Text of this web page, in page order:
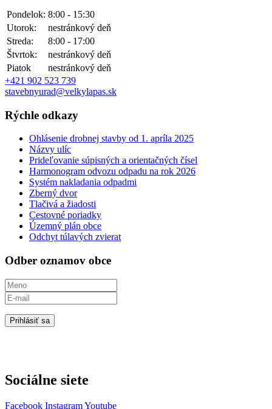
Pondelok: 8:00 - 15:30
Utorok:
nestránkový deň
Streda:
8:00 - 17:00
Štvrtok:
nestránkový deň
Piatok
nestránkový deň
+421 902 523 739
stavebnyurad@velkylapas.sk
Rýchle odkazy
Ohlásenie drobnej stavby od 1. apríla 2025
Názvy ulíc
Prideľovanie súpisných a orientačných čísel
Harmonogram odvozu odpadu na rok 2026
Systém nakladania odpadmi
Zberný dvor
Tlačivá a žiadosti
Cestovné poriadky
Územný plán obce
Odchyt túlavých zvierat
Odber oznamov obce
Prihlásiť sa
Sociálne siete
Facebook InstagramYoutube